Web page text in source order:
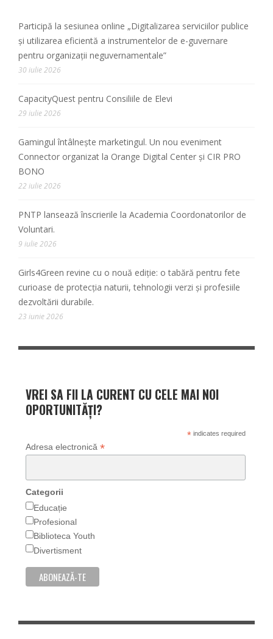
Participă la sesiunea online „Digitalizarea serviciilor publice
și utilizarea eficientă a instrumentelor de e-guvernare
pentru organizații neguvernamentale”
30 iulie 2026
CapacityQuest pentru Consiliile de Elevi
29 iulie 2026
Gamingul întâlnește marketingul. Un nou eveniment
Connector organizat la Orange Digital Center și CIR PRO
BONO
22 iulie 2026
PNTP lansează înscrierile la Academia Coordonatorilor de
Voluntari.
9 iulie 2026
Girls4Green revine cu o nouă ediție: o tabără pentru fete
curioase de protecția naturii, tehnologii verzi și profesiile
dezvoltării durabile.
23 iunie 2026
VREI SA FII LA CURENT CU CELE MAI NOI
OPORTUNITĂȚI?
*indicates required
Adresa electronică *
Categorii
Educație
Profesional
Biblioteca Youth
Divertisment